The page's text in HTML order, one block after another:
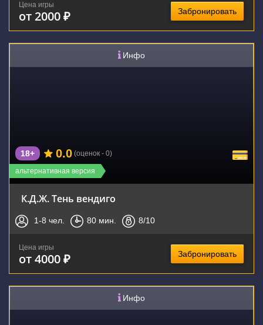
Цена игры
от 2000 ₽ Забронировать
Инфо
альтернативная версия
18+ 0.0 (оценок - 0)
К.Д.Ж. Тень вендиго
1-8 чел. 80 мин. 8/10
Цена игры
от 4000 ₽ Забронировать
Инфо